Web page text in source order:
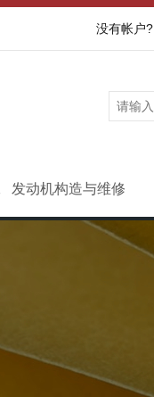
没有帐户?
发动机构造与维修